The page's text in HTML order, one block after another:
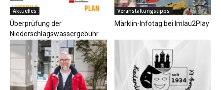
Aktuelles
Überprüfung der
Niederschlagswassergebühr
Veranstaltungstipps
Märklin-Infotag bei Imlau2Play